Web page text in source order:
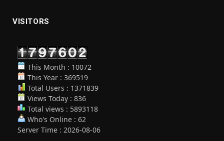
VISITORS
This Month : 10072
This Year : 369519
Total Users : 1371839
Views Today : 836
Total views : 5893118
Who's Online : 62
Server Time : 2026-08-06